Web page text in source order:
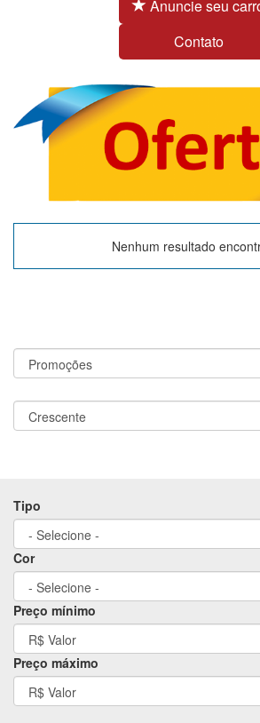
Anuncie seu
Contato
Nenhum resultado
Tipo
Cor
Preço mínimo
Preço máximo